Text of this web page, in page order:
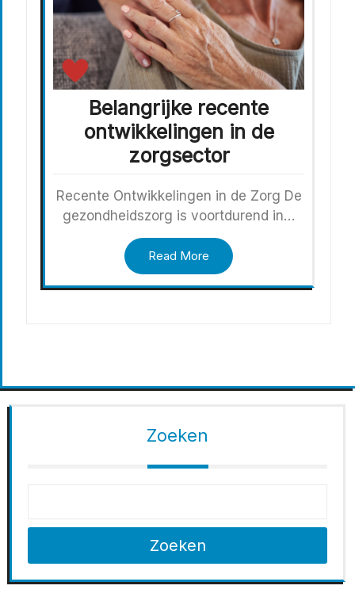
Belangrijke recente
ontwikkelingen in de
zorgsector
Recente Ontwikkelingen in de Zorg De
gezondheidszorg is voortdurend in…
Read More
Zoeken
Zoeken